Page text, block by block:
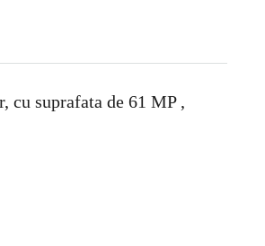
cu suprafata de 61 MP ,